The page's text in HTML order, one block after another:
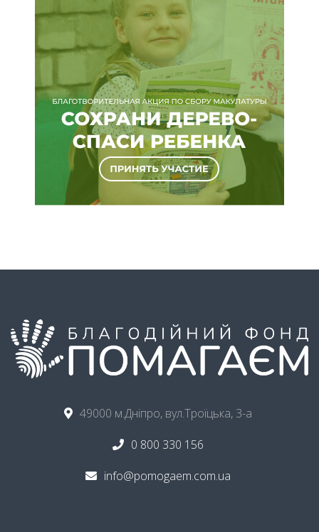
49000 м.Дніпро, вул.Троїцька, 3-а
0 800 330 156
info@pomogaem.com.ua